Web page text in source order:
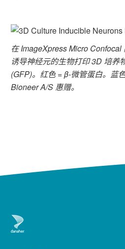
在 ImageXpress Micro
诱导神经元的生物打印 3D 培养
(GFP)。红色 = β-微管蛋白。蓝
Bioneer A/S 惠赠。